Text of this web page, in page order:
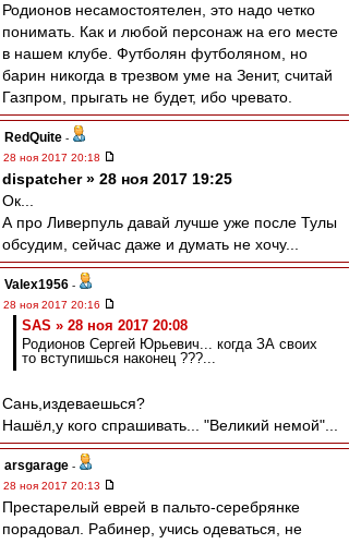
Родионов несамостоятелен, это надо четко
понимать. Как и любой персонаж на его месте
в нашем клубе. Футболян футболяном, но
барин никогда в трезвом уме на Зенит, считай
Газпром, прыгать не будет, ибо чревато.
RedQuite -
28 ноя 2017 20:18
dispatcher » 28 ноя 2017 19:25
Ок...
А про Ливерпуль давай лучше уже после Тулы
обсудим, сейчас даже и думать не хочу...
Valex1956 -
28 ноя 2017 20:16
SAS » 28 ноя 2017 20:08
Родионов Сергей Юрьевич... когда ЗА своих
то вступишься наконец ???...
Сань,издеваешься?
Нашёл,у кого спрашивать... "Великий немой"...
arsgarage -
28 ноя 2017 20:13
Престарелый еврей в пальто-серебрянке
порадовал. Рабинер, учись одеваться, не